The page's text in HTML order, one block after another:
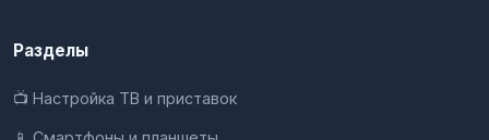
Разделы
📺 Настройка ТВ и приставок